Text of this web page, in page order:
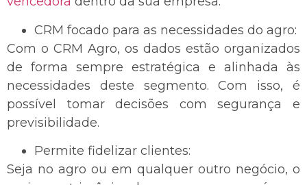
CRM focado para as necessidades do agro:
Com o CRM Agro, os dados estão organizados
de forma sempre estratégica e alinhada às
necessidades deste segmento. Com isso, é
possível tomar decisões com segurança e
previsibilidade.
Permite fidelizar clientes:
Seja no agro ou em qualquer outro negócio, o